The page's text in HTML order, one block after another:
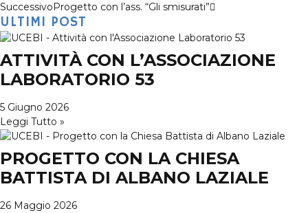
SuccessivoProgetto con l’ass. “Gli smisurati”
ULTIMI POST
ATTIVITÀ CON L’ASSOCIAZIONE
LABORATORIO 53
5 Giugno 2026
Leggi Tutto »
PROGETTO CON LA CHIESA
BATTISTA DI ALBANO LAZIALE
26 Maggio 2026